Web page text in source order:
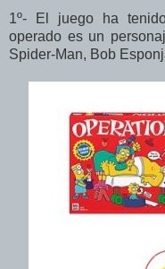
1º- El juego ha
operado es un
Spider-Man, Bob